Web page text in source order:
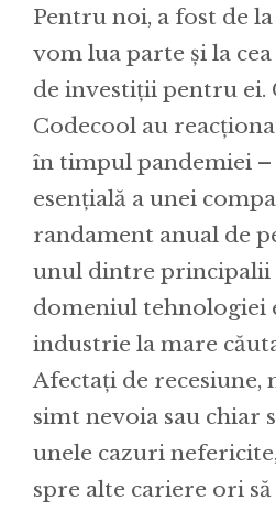
Pentru noi, a fost de la
vom lua parte și la
de investiții pentru ei.
Codecool au
în timpul pandemiei –
esențială a unei
randament anual de
unul dintre principalii
domeniul tehnologiei
industrie la mare
Afectați de recesiune,
simt nevoia sau chiar
unele cazuri
spre alte cariere ori să